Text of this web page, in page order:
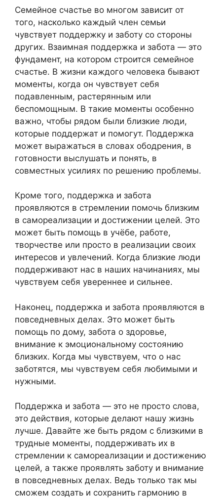
Семейное счастье во многом зависит от
того, насколько каждый член семьи
чувствует поддержку и заботу со стороны
других. Взаимная поддержка и забота — это
фундамент, на котором строится семейное
счастье. В жизни каждого человека бывают
моменты, когда он чувствует себя
подавленным, растерянным или
беспомощным. В такие моменты особенно
важно, чтобы рядом были близкие люди,
которые поддержат и помогут. Поддержка
может выражаться в словах ободрения, в
готовности выслушать и понять, в
совместных усилиях по решению проблемы.
Кроме того, поддержка и забота
проявляются в стремлении помочь близким
в самореализации и достижении целей. Это
может быть помощь в учёбе, работе,
творчестве или просто в реализации своих
интересов и увлечений. Когда близкие люди
поддерживают нас в наших начинаниях, мы
чувствуем себя увереннее и сильнее.
Наконец, поддержка и забота проявляются в
повседневных делах. Это может быть
помощь по дому, забота о здоровье,
внимание к эмоциональному состоянию
близких. Когда мы чувствуем, что о нас
заботятся, мы чувствуем себя любимыми и
нужными.
Поддержка и забота — это не просто слова,
это действия, которые делают нашу жизнь
лучше. Давайте же быть рядом с близкими в
трудные моменты, поддерживать их в
стремлении к самореализации и достижению
целей, а также проявлять заботу и внимание
в повседневных делах. Ведь только так мы
сможем создать и сохранить гармонию в